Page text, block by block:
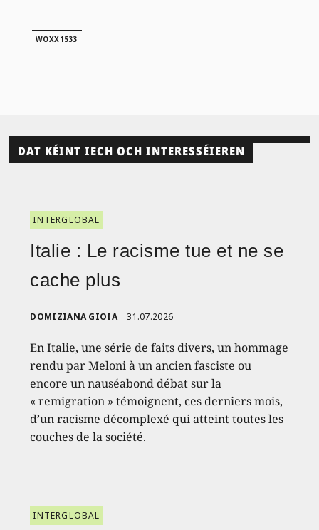
WOXX1533
DAT KÉINT IECH OCH INTERESSÉIEREN
INTERGLOBAL
Italie : Le racisme tue et ne se
cache plus
DOMIZIANA GIOIA 31.07.2026
En Italie, une série de faits divers, un hommage
rendu par Meloni à un ancien fasciste ou
encore un nauséabond débat sur la
« remigration » témoignent, ces derniers mois,
d’un racisme décomplexé qui atteint toutes les
couches de la société.
INTERGLOBAL